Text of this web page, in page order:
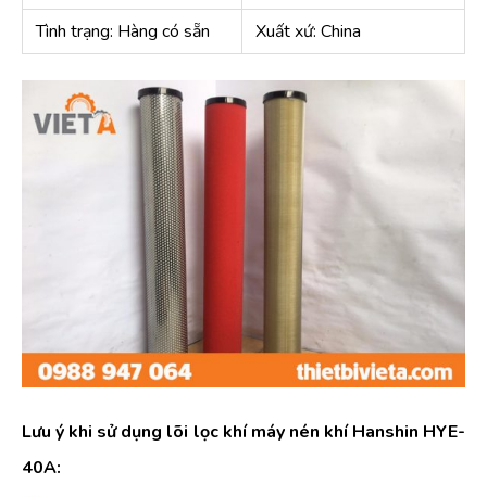
Tình trạng: Hàng có sẵn
Xuất xứ: China
Lưu ý khi sử dụng lõi lọc khí máy nén khí Hanshin HYE-
40A: